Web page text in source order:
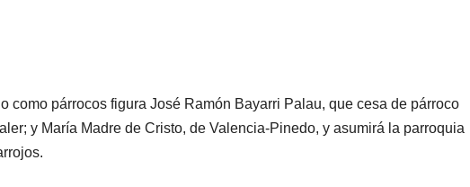
como párrocos figura José Ramón Bayarri Palau, que cesa de párroco
y María Madre de Cristo, de Valencia-Pinedo, y asumirá la parroquia